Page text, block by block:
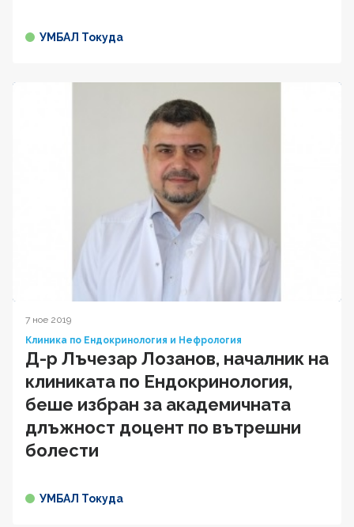
УМБАЛ Токуда
7 ное 2019
Клиника по Ендокринология и Нефрология
Д-р Лъчезар Лозанов, началник на
клиниката по Ендокринология,
беше избран за академичната
длъжност доцент по вътрешни
болести
УМБАЛ Токуда